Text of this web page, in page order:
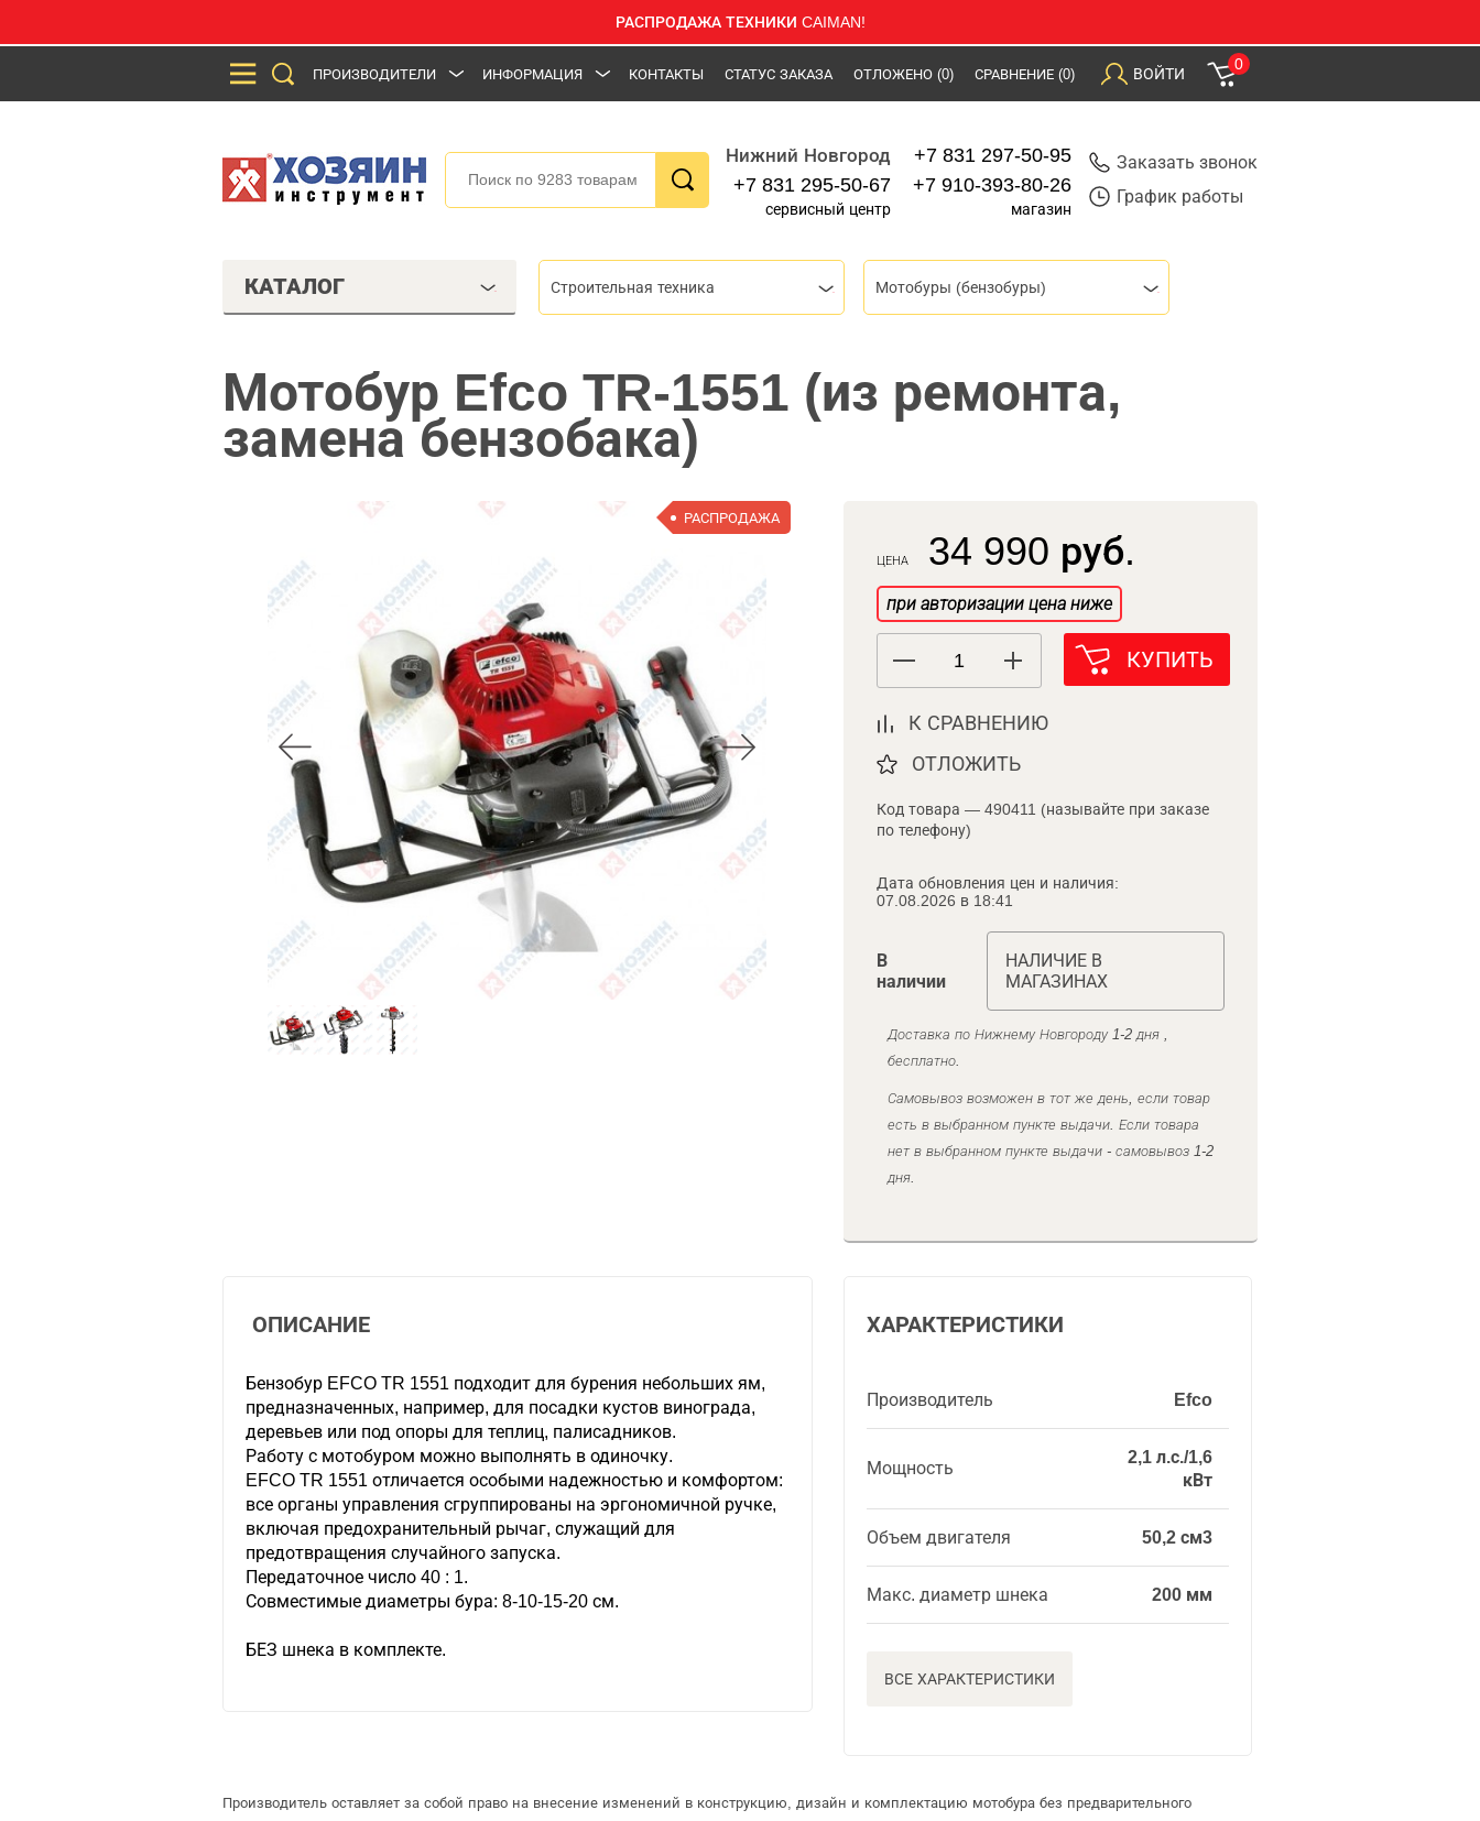
РАСПРОДАЖА ТЕХНИКИ CAIMAN!
ПРОИЗВОДИТЕЛИ ИНФОРМАЦИЯ КОНТАКТЫ СТАТУС ЗАКАЗА ОТЛОЖЕНО (0) СРАВНЕНИЕ (0) ВОЙТИ
0
Нижний Новгород
+7 831 295-50-67
сервисный центр
+7 831 297-50-95
+7 910-393-80-26
магазин
Заказать звонок
График работы
КАТАЛОГ Строительная техника Мотобуры (бензобуры)
Мотобур Efco TR-1551 (из ремонта,
замена бензобака)
РАСПРОДАЖА
ЦЕНА 34 990 руб.
при авторизации цена ниже
КУПИТЬ
К СРАВНЕНИЮ
ОТЛОЖИТЬ
Код товара — 490411 (называйте при заказе
по телефону)
Дата обновления цен и наличия:
07.08.2026 в 18:41
В
наличии
НАЛИЧИЕ В
МАГАЗИНАХ
Доставка по Нижнему Новгороду 1-2 дня ,
бесплатно.
Самовывоз возможен в тот же день, если товар
есть в выбранном пункте выдачи. Если товара
нет в выбранном пункте выдачи - самовывоз 1-2
дня.
ХАРАКТЕРИСТИКИ
Производитель Efco
Мощность
2,1 л.с./1,6
кВт
Объем двигателя 50,2 см3
Макс. диаметр шнека 200 мм
ВСЕ ХАРАКТЕРИСТИКИ
ОПИСАНИЕ
Бензобур EFCO TR 1551 подходит для бурения небольших ям,
предназначенных, например, для посадки кустов винограда,
деревьев или под опоры для теплиц, палисадников.
Работу с мотобуром можно выполнять в одиночку.
EFCO TR 1551 отличается особыми надежностью и комфортом:
все органы управления сгруппированы на эргономичной ручке,
включая предохранительный рычаг, служащий для
предотвращения случайного запуска.
Передаточное число 40 : 1.
Совместимые диаметры бура: 8-10-15-20 см.
БЕЗ шнека в комплекте.
Производитель оставляет за собой право на внесение изменений в конструкцию, дизайн и комплектацию мотобура без предварительного